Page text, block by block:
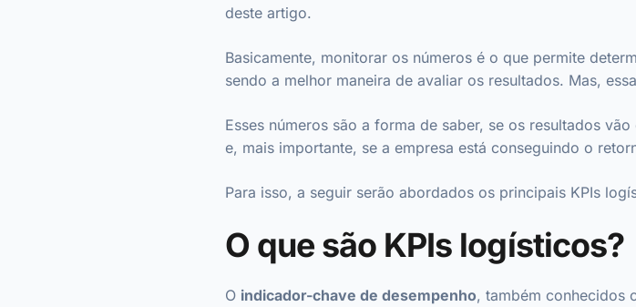
deste artigo.
Basicamente, monitorar os números é o que permite
sendo a melhor maneira de avaliar os resultados. Mas,
Esses números são a forma de saber, se os resultados
e, mais importante, se a empresa está conseguindo o
Para isso, a seguir serão abordados os principais KPIs
O que são KPIs logísticos?
O indicador-chave de desempenho, também conhecidos